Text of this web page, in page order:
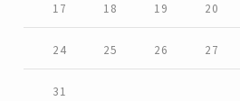
17 18 19 20
24 25 26 27
31